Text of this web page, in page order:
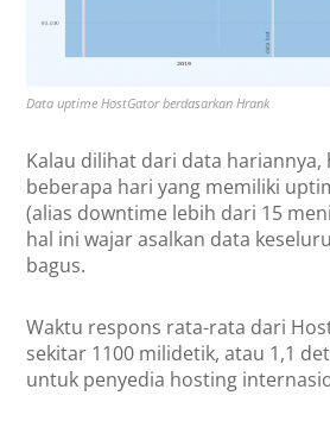
Data uptime HostGator berdasarkan Hrank
Kalau dilihat dari data hariannya,
beberapa hari yang memiliki
(alias downtime lebih dari 15
hal ini wajar asalkan data
bagus.
Waktu respons rata-rata dari
sekitar 1100 milidetik, atau 1,1
untuk penyedia hosting